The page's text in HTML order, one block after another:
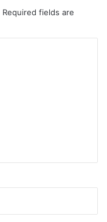
Required fields are